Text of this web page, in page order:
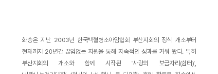
화승은 지난 2003년 한국백혈병소아암협회 부산지회의 정식 개소부터
현재까지 20년간 끊임없는 지원을 통해 지속적인 성과를 거둬 왔다. 특히
부산지회의 개소와 함께 시작된 '사랑의 보금자리(쉼터)',